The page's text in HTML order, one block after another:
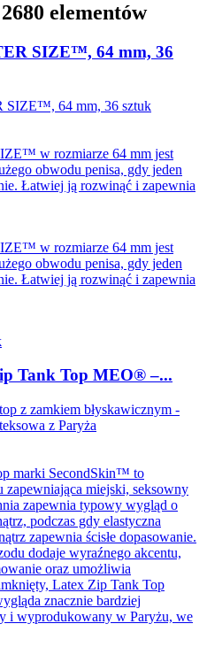
elementów
SIZE™, 64 mm, 36
w rozmiarze 64 mm jest
obwodu penisa, gdy jeden
Łatwiej ją rozwinąć i zapewnia
w rozmiarze 64 mm jest
obwodu penisa, gdy jeden
Łatwiej ją rozwinąć i zapewnia
Tank Top MEO® –...
marki SecondSkin™ to
zapewniająca miejski, seksowny
zapewnia typowy wygląd o
podczas gdy elastyczna
zapewnia ścisłe dopasowanie.
dodaje wyraźnego akcentu,
oraz umożliwia
Latex Zip Tank Top
znacznie bardziej
i wyprodukowany w Paryżu, we